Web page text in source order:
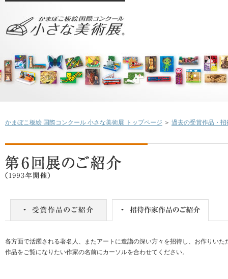
かまぼこ板絵 国際コンクール 小さな美術展 トップページ ＞ 過去の受賞作品・
各方面で活躍される著名人、またアートに造詣の深い方々を招待し、お作りい
作品をご覧になりたい作家の名前にカーソルを合わせてください。